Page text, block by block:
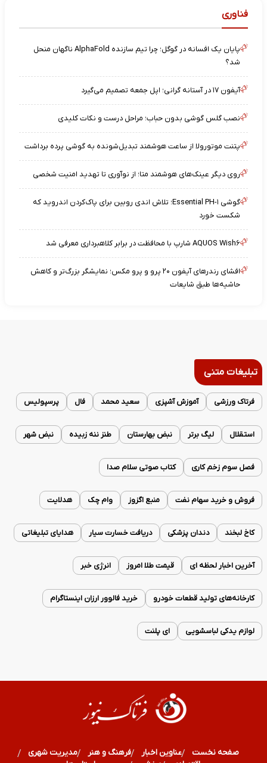
فناوری
پایان یک افسانه در گوگل؛ چرا تیم سازنده AlphaFold ناگهان منحل
شد؟
آیفون ۱۷ در آستانه گرانی؛ اپل جمعه تصمیم می‌گیرد
نصب گلس گوشی بدون حباب؛ مراحل درست و نکات کلیدی
پتنت موتورولا از ساعت هوشمند تبدیل‌شونده به گوشی پرده برداشت
روی دیگر عینک‌های هوشمند متا؛ از نوآوری تا تهدید امنیت شخصی
گوشی Essential PH-۱؛ تلاش اندی روبین برای پاک‌کردن اندروید که
شکست خورد
AQUOS Wish۶ شارپ با محافظت در برابر کلاهبرداری معرفی شد
افشای رندرهای آیفون ۲۰ پرو و پرو مکس؛ نمایشگر بزرگ‌تر و کاهش
حاشیه‌ها طبق شایعات
تبلیغات متنی
فرتاک ورزشی آموزش آشپزی سعید محمد فال پرسپولیس
استقلال لیگ برتر نبض بهارستان طنز ننه زبیده نبض شهر
فصل سوم زخم کاری کتاب صوتی سلام صدا
فروش و خرید سهام نفت منبع اگزوز وام چک هدلایت
کاخ لبخند دندان پزشکی دریافت خسارت سیار هدایای تبلیغاتی
آخرین اخبار لحظه ای قیمت طلا امروز انرژی خبر
کارخانه‌های تولید قطعات خودرو خرید فالوور ارزان اینستاگرام
لوازم یدکی لباسشویی ای پلنت
صفحه نخست عناوین اخبار فرهنگ و هنر
مدیریت شهری